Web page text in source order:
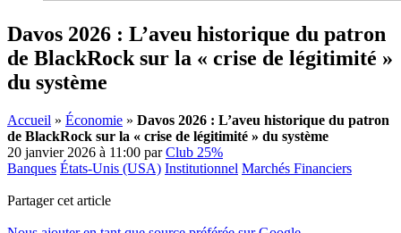
Davos 2026 : L’aveu historique du patron
de BlackRock sur la « crise de légitimité »
du système
Accueil » Économie » Davos 2026 : L’aveu historique du patron
de BlackRock sur la « crise de légitimité » du système
20 janvier 2026 à 11:00 parClub 25%
Banques États-Unis (USA) Institutionnel Marchés Financiers
Partager cet article